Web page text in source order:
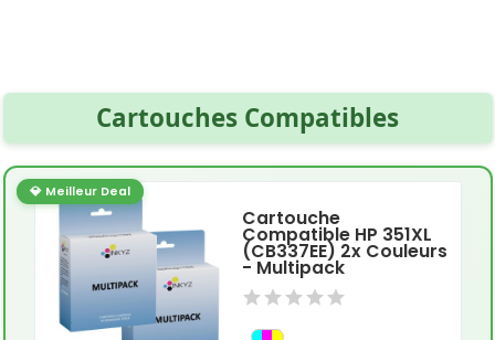
Cartouches Compatibles
💎 Meilleur Deal
Cartouche
Compatible HP 351XL
(CB337EE) 2x Couleurs
- Multipack